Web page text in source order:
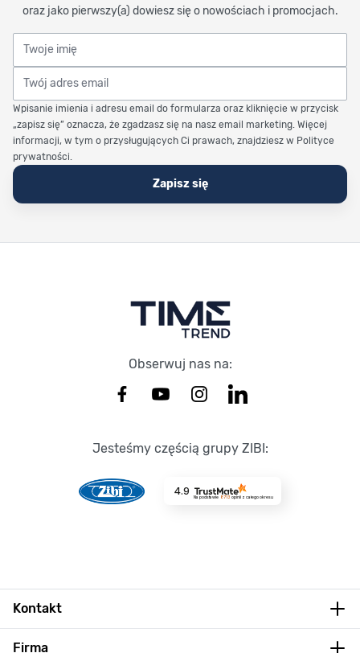
oraz jako pierwszy(a) dowiesz się o nowościach i promocjach.
Twoje imię
Twój adres email
Wpisanie imienia i adresu email do formularza oraz kliknięcie w przycisk
„zapisz się” oznacza, że zgadzasz się na nasz email marketing. Więcej
informacji, w tym o przysługujących Ci prawach, znajdziesz w Polityce
prywatności.
Zapisz się
Obserwuj nas na:
Jesteśmy częścią grupy ZIBI:
4.9
Na podstawie 8713 opinii z całego okresu
Kontakt
Firma